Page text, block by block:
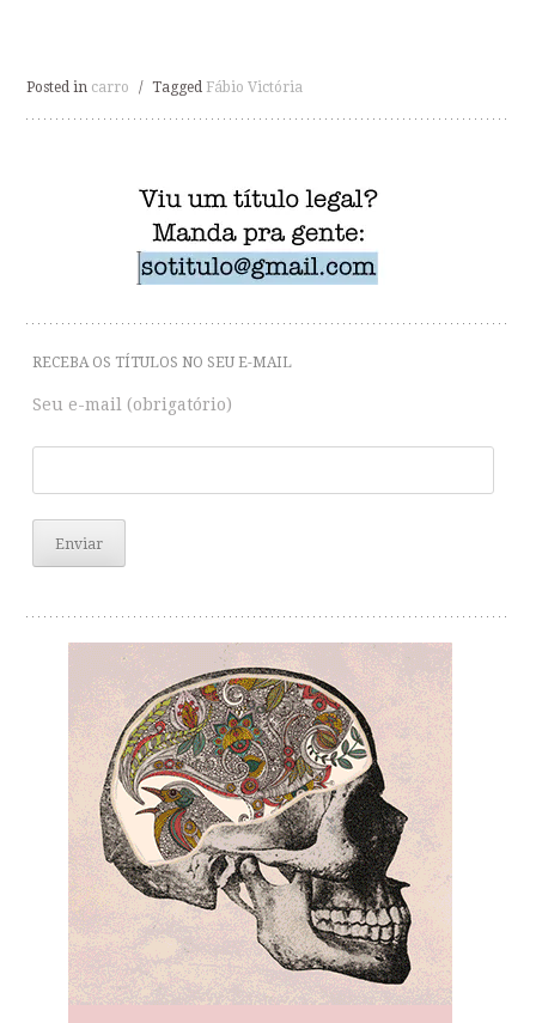
Posted in carro / Tagged Fábio Victória
RECEBA OS TÍTULOS NO SEU E-MAIL
Seu e-mail (obrigatório)